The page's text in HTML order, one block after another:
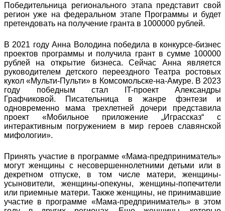
Победительница регионального этапа представит свой
регион уже на федеральном этапе Программы и будет
претендовать на получение гранта в 1000000 рублей.
В 2021 году Анна Володина победила в конкурсе-бизнес
проектов программы и получила грант в сумме 100000
рублей на открытие бизнеса. Сейчас Анна является
руководителем детского переездного Театра ростовых
кукол «Мульти-Пульти» в Комсомольске-на-Амуре. В 2023
году победным стал IT-проект Александры
Графчиковой. Писательница в жанре фэнтези и
одновременно мама трехлетней дочери представила
проект «Мобильное приложение „Играссказ“ с
интерактивным погружением в мир героев славянской
мифологии».
Принять участие в программе «Мама-предприниматель»
могут женщины с несовершеннолетними детьми или в
декретном отпуске, в том числе матери, женщины-
усыновители, женщины-опекуны, женщины-попечители
или приемные матери. Также женщины, не принимавшие
участие в программе «Мама-предприниматель» в этом